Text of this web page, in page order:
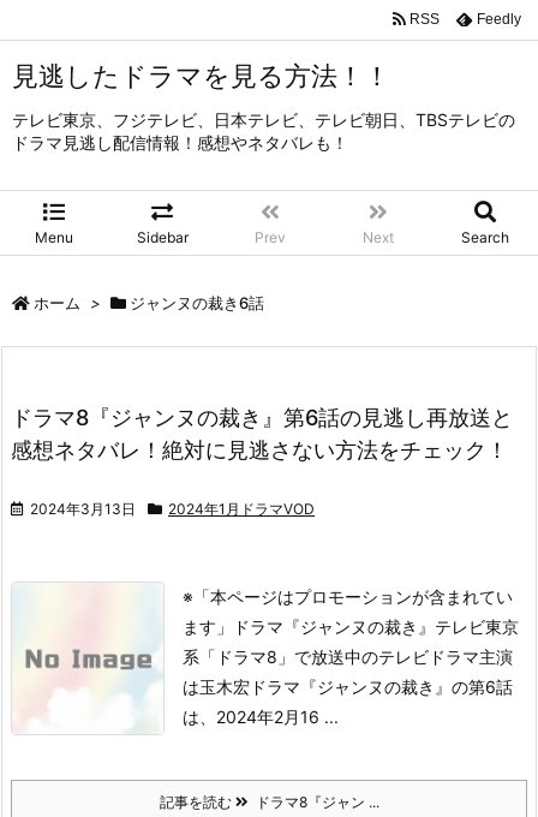
見逃したドラマを見る方法！！
テレビ東京、フジテレビ、日本テレビ、テレビ朝日、TBSテレビの
ドラマ見逃し配信情報！感想やネタバレも！
Menu Sidebar Prev Next Search
RSS Feedly
ホーム > ジャンヌの裁き6話
ドラマ8『ジャンヌの裁き』第6話の見逃し再放送と
感想ネタバレ！絶対に見逃さない方法をチェック！
2024年3月13日 2024年1月ドラマVOD
※「本ページはプロモーションが含まれてい
ます」
ドラマ『ジャンヌの裁き』 テレビ東京
系「ドラマ8」で放送中のテレビドラマ主演
は玉木宏 ドラマ『ジャンヌの裁き』の第6話
は、2024年2月16 ...
記事を読む ドラマ8『ジャン ...